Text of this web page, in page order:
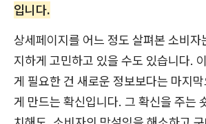
입니다.
상세페이지를 어느 정도 살펴본 소비자
지하게 고민하고 있을 수도 있습니다.
게 필요한 건 새로운 정보보다는 마지
게 만드는 확신입니다. 그 확신을 주는